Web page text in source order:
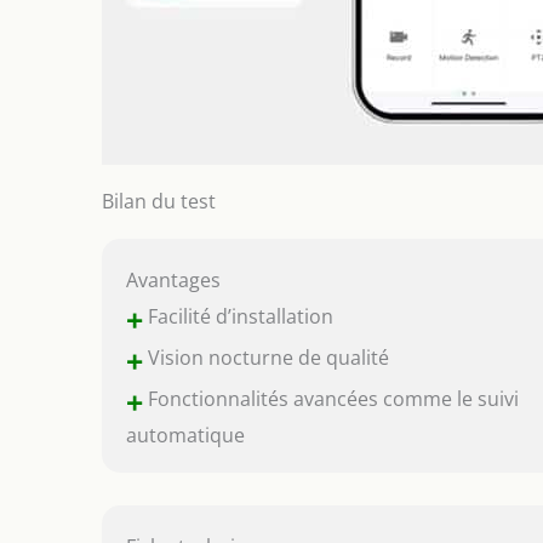
Bilan du test
Avantages
+ Facilité d’installation
+Vision nocturne de qualité
+ Fonctionnalités avancées comme le suivi
automatique